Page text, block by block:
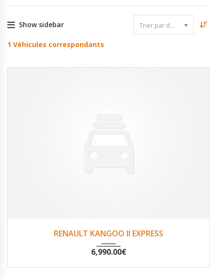
Show sidebar Trier par date
1 Véhicules correspondants
RENAULT KANGOO II EXPRESS
6,990.00€